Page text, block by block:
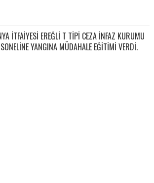
İTFAİYESİ EREĞLİ T TİPİ CEZA İNFAZ KURUMU
YANGINA MÜDAHALE EĞİTİMİ VERDİ.